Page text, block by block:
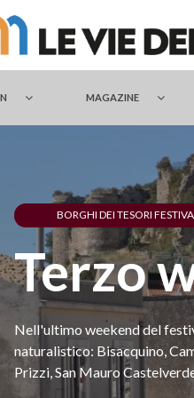
MAGAZINE
BORGHI DEI TESORI
Terzo
Nell'ultimo weekend del
naturalistico: Bisacquino,
Prizzi, San Mauro